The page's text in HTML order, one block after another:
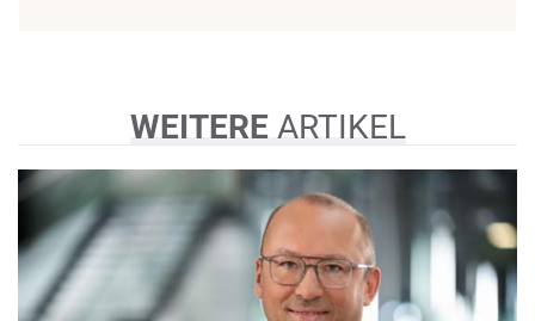
WEITEREARTIKEL